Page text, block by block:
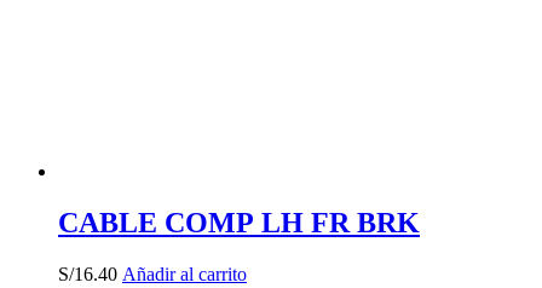
CABLE COMP LH FR BRK
S/16.40 Añadir al carrito